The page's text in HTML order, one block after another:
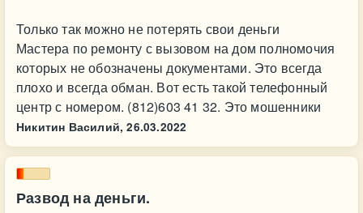
Только так можно не потерять свои деньги
Мастера по ремонту с вызовом на дом полномочия
которых не обозначены документами. Это всегда
плохо и всегда обман. Вот есть такой телефонный
центр с номером. (812)603 41 32. Это мошенники
Никитин Василий, 26.03.2022
Развод на деньги.